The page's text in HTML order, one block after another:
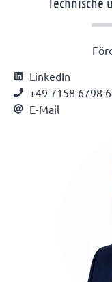
LinkedIn
+49 7158 6798
E-Mail